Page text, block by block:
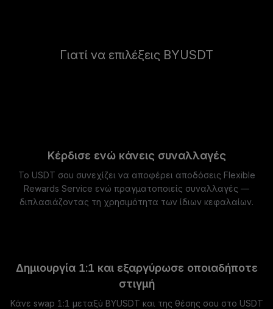
Γιατί να επιλέξεις BYUSDT
Κέρδισε ενώ κάνεις συναλλαγές
Το USDT σου συνεχίζει να αποφέρει αποδόσεις Flexible
Rewards Service ενώ πραγματοποιείς συναλλαγές —
διπλασιάζοντας τη χρησιμότητα των ίδιων κεφαλαίων.
Δημιουργία 1:1 και εξαργύρωσε οποιαδήποτε
στιγμή
Κάνε swap 1:1 μεταξύ BYUSDT και της θέσης σου στο USDT